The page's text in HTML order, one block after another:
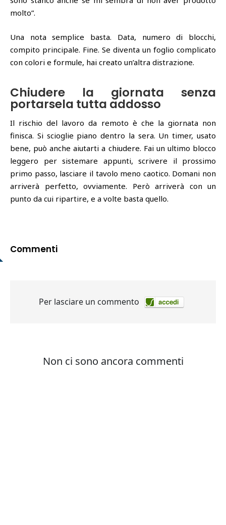
molto”.
Una nota semplice basta. Data, numero di blocchi,
compito principale. Fine. Se diventa un foglio complicato
con colori e formule, hai creato un’altra distrazione.
Chiudere la giornata senza
portarsela tutta addosso
Il rischio del lavoro da remoto è che la giornata non
finisca. Si scioglie piano dentro la sera. Un timer, usato
bene, può anche aiutarti a chiudere. Fai un ultimo blocco
leggero per sistemare appunti, scrivere il prossimo
primo passo, lasciare il tavolo meno caotico. Domani non
arriverà perfetto, ovviamente. Però arriverà con un
punto da cui ripartire, e a volte basta quello.
Commenti